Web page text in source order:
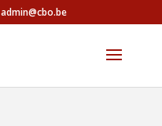
admin@cbo.be